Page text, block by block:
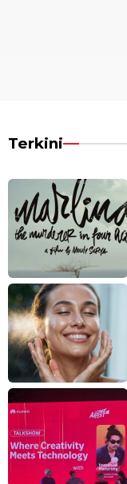
Terkini